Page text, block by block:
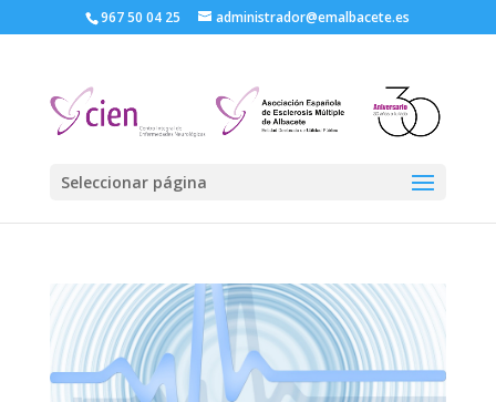
967 50 04 25 administrador@emalbacete.es
Seleccionar página